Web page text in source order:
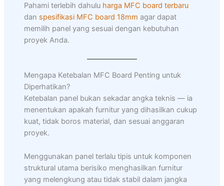
Pahami terlebih dahulu harga MFC board terbaru
dan spesifikasi MFC board 18mm agar dapat
memilih panel yang sesuai dengan kebutuhan
proyek Anda.
Mengapa Ketebalan MFC Board Penting untuk
Diperhatikan?
Ketebalan panel bukan sekadar angka teknis — ia
menentukan apakah furnitur yang dihasilkan cukup
kuat, tidak boros material, dan sesuai anggaran
proyek.
Menggunakan panel terlalu tipis untuk komponen
struktural utama berisiko menghasilkan furnitur
yang melengkung atau tidak stabil dalam jangka